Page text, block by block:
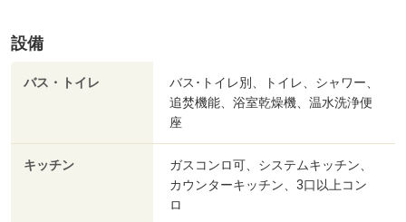
設備
バス・トイレ
バス･トイレ別、トイレ、シャワー、
追焚機能、浴室乾燥機、温水洗浄便
座
キッチン
ガスコンロ可、システムキッチン、
カウンターキッチン、3口以上コン
ロ